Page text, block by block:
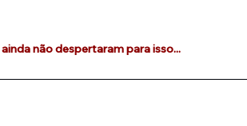
não despertaram para isso...